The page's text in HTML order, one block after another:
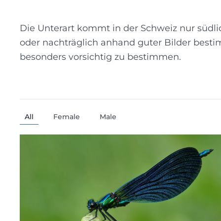
Die Unterart kommt in der Schweiz nur
oder nachträglich anhand guter Bilder
besonders vorsichtig zu bestimmen.
All Female Male